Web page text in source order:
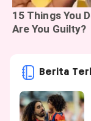
Berita